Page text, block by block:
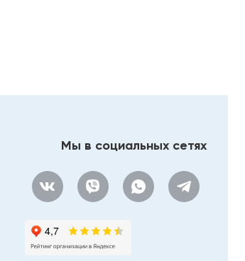
Мы в социальных сетях